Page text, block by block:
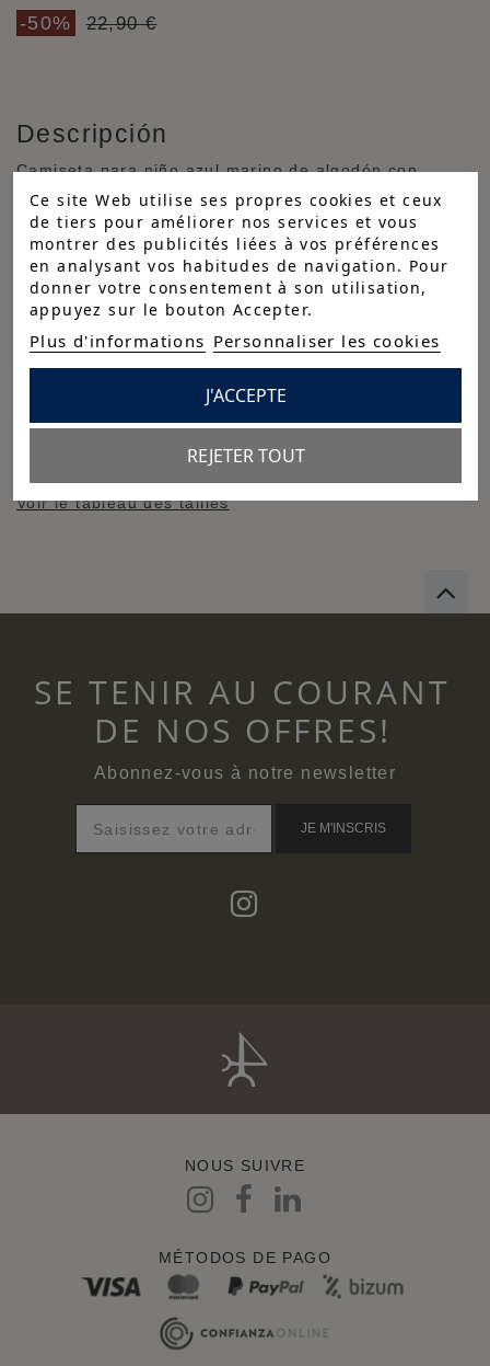
Ce site Web utilise ses propres cookies et ceux
de tiers pour améliorer nos services et vous
montrer des publicités liées à vos préférences
en analysant vos habitudes de navigation. Pour
donner votre consentement à son utilisation,
appuyez sur le bouton Accepter.
Plus d'informations Personnaliser les cookies
REJETER TOUT
J'ACCEPTE
-50% 22,90 €
Descripción
Camiseta para niño azul marino de algodón con
gráfico en el pecho y en la espalda. Cuello redondo y
manga corta.
Cuidados
Composición
100% algodón Single Jersey 180 gr
P24NO-5760-AZM-4_5
Voir le tableau des tailles
SE TENIR AU COURANT
DE NOS OFFRES!
Abonnez-vous à notre newsletter
JE M'INSCRIS
NOUS SUIVRE
MÉTODOS DE PAGO